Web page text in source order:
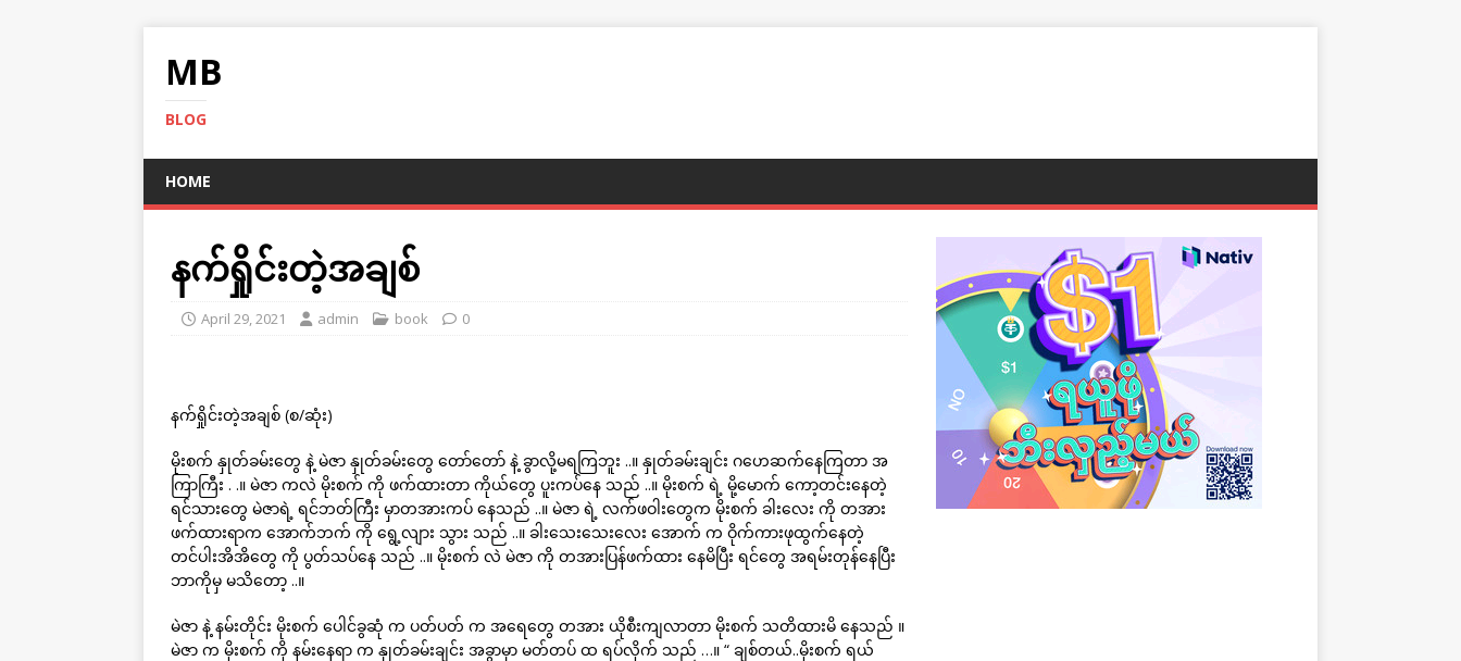
MB
BLOG
HOME
နက်ရှိုင်းတဲ့အချစ်
April 29, 2021 admin book 0
နက်ရှိုင်းတဲ့အချစ် (စ/ဆုံး)
မိုးစက် နှုတ်ခမ်းတွေ နဲ့ မဲဇာ နှုတ်ခမ်းတွေ တော်တော် နဲ့ ခွာလို့မရကြဘူး ..။ နှုတ်ခမ်းချင်း ဂဟေဆက်နေကြတာ အ
ကြာကြီး . .။ မဲဇာ ကလဲ မိုးစက် ကို ဖက်ထားတာ ကိုယ်တွေ ပူးကပ်နေ သည် ..။ မိုးစက် ရဲ့ မို့မောက် ကော့တင်းနေတဲ့
ရင်သားတွေ မဲဇာရဲ့ ရင်ဘတ်ကြီး မှာတအားကပ် နေသည် ..။ မဲဇာ ရဲ့ လက်ဖဝါးတွေက မိုးစက် ခါးလေး ကို တအား
ဖက်ထားရာက အောက်ဘက် ကို ရွေ့လျား သွား သည် ..။ ခါးသေးသေးလေး အောက် က ဝိုက်ကားဖုထွက်နေတဲ့
တင်ပါးအိအိတွေ ကို ပွတ်သပ်နေ သည် ..။ မိုးစက် လဲ မဲဇာ ကို တအားပြန်ဖက်ထား နေမိပြီး ရင်တွေ အရမ်းတုန်နေပြီး
ဘာကိုမှ မသိတော့ ..။
မဲဇာ နဲ့ နမ်းတိုင်း မိုးစက် ပေါင်ခွဆုံ က ပတ်ပတ် က အရေတွေ တအား ယိုစီးကျလာတာ မိုးစက် သတိထားမိ နေသည် ။
မဲဇာ က မိုးစက် ကို နမ်းနေရာ က နှုတ်ခမ်းချင်း အခွာမှာ မတ်တပ် ထ ရပ်လိုက် သည် …။ “ ချစ်တယ်..မိုးစက် ရယ်